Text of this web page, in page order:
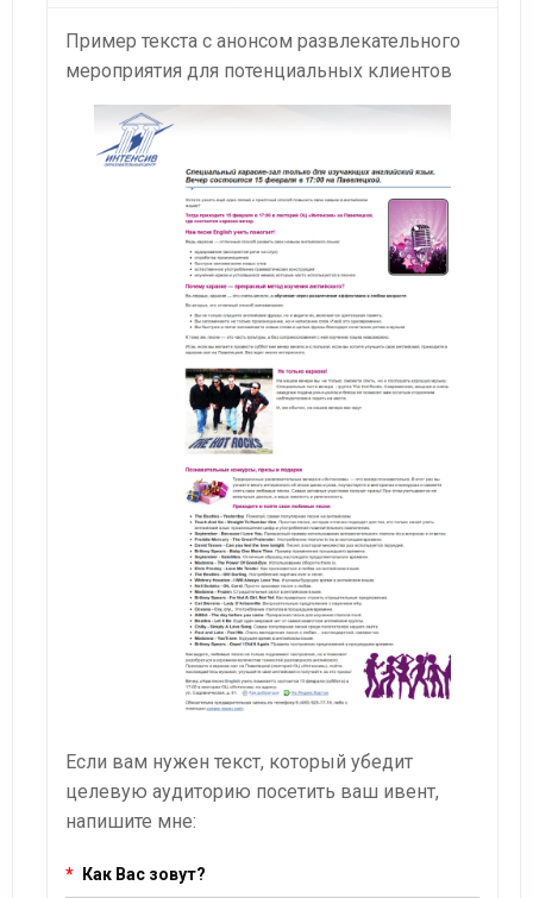
Пример текста с анонсом развлекательного
мероприятия для потенциальных клиентов
Если вам нужен текст, который убедит
целевую аудиторию посетить ваш ивент,
напишите мне:
* Как Вас зовут?